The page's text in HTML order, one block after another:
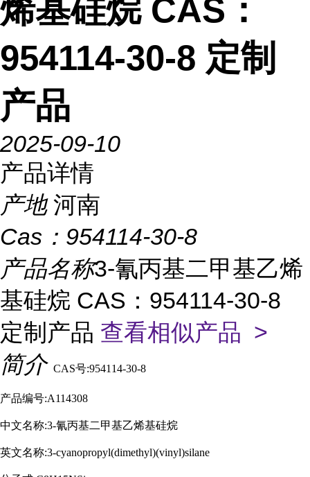
烯基硅烷 CAS：
954114-30-8 定制
产品
2025-09-10
产品详情
产地 河南
Cas： 954114-30-8
产品名称3-氰丙基二甲基乙烯
基硅烷 CAS：954114-30-8
定制产品 查看相似产品 >
简介 CAS号:954114-30-8
产品编号:A114308
中文名称:3-氰丙基二甲基乙烯基硅烷
英文名称:3-cyanopropyl(dimethyl)(vinyl)silane